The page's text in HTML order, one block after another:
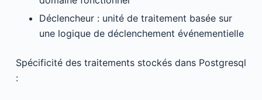
Déclencheur : unité de traitement basée sur
une logique de déclenchement événementielle
Spécificité des traitements stockés dans Postgresql
: